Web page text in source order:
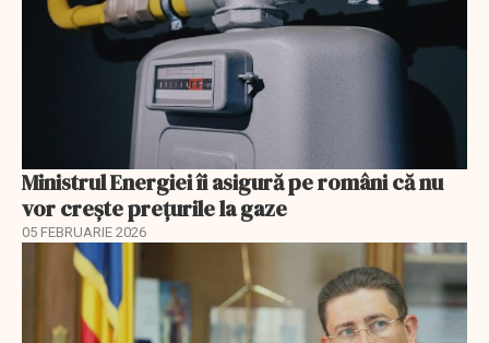
Ministrul Energiei îi asigură pe români că nu
vor creşte preţurile la gaze
05 FEBRUARIE 2026